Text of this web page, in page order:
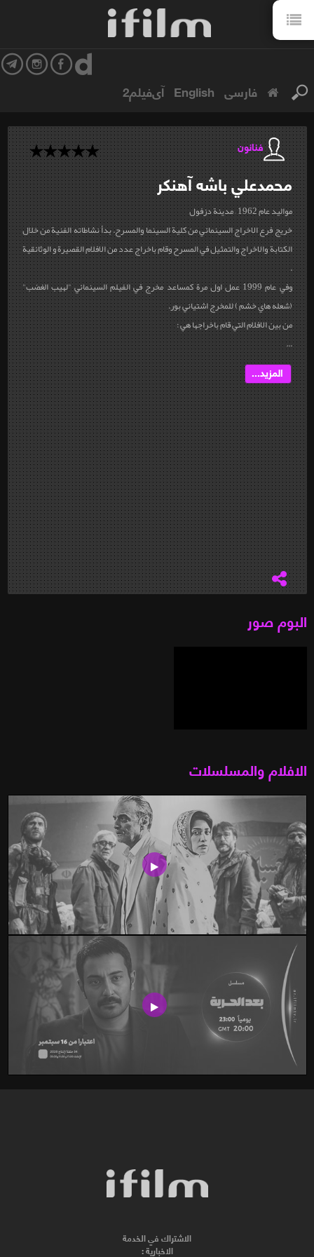
فارسی English آی‌فیلم2
فنانون
محمدعليباشه آهنكر
مواليد عام 1962 – مدينة دزفول
خريج فرع الاخراج السينمائي من كلية السينما والمسرح. بدأ نشاطاته الفنية من خلال
الكتابة والاخراج والتمثيل في المسرح وقام باخراج عدد من الافلام القصيرة و الوثائقية
.
وفي عام 1999 عمل اول مرة كمساعد مخرج في الفيلم السينمائي "لهيب الغضب"
(شعله هاي خشم ) للمخرج اشتياني بور.
من بين الافلام التي قام باخراجها هي :
...
المزيد...
البوم صور
الافلام والمسلسلات
الاشتراك في الخدمة
الاخبارية :